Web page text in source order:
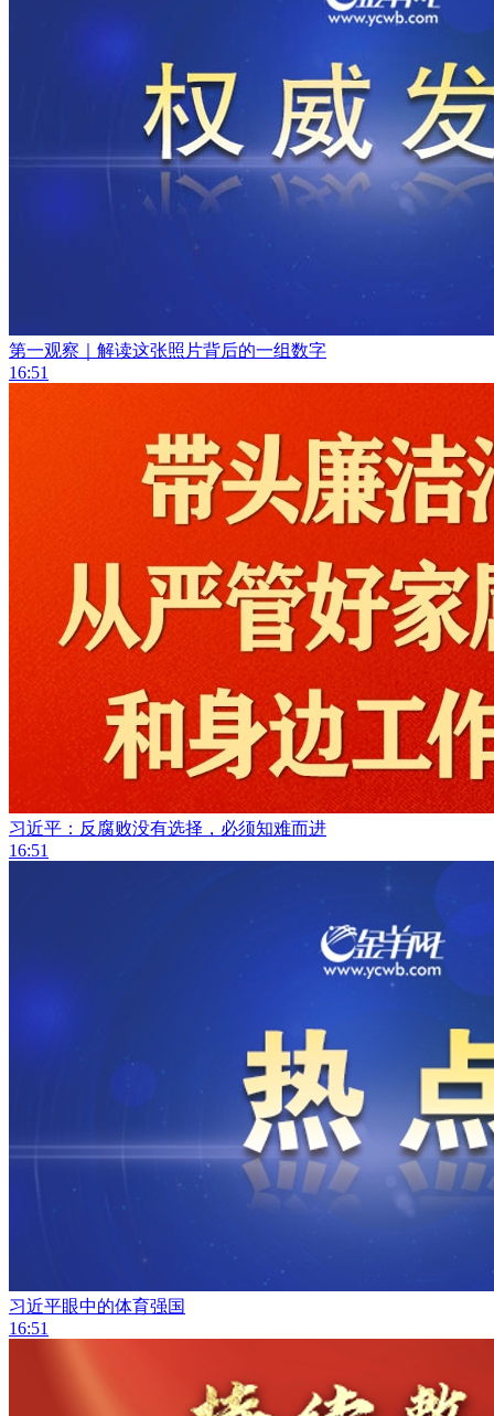
第一观察｜解读这张照片背后的一组数字
16:51
习近平：反腐败没有选择，必须知难而进
16:51
习近平眼中的体育强国
16:51